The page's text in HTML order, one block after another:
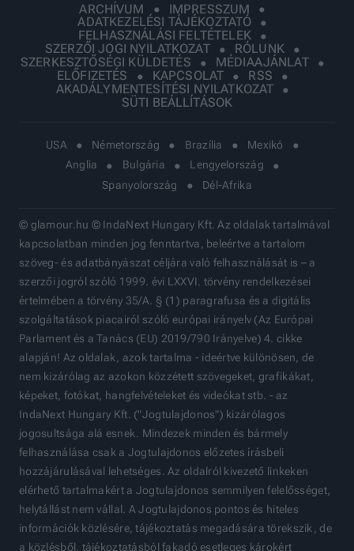
ARCHÍVUM
IMPRESSZUM
ADATKEZELÉSI TÁJÉKOZTATÓ
FELHASZNÁLÁSI FELTÉTELEK
SZERZŐI JOGI NYILATKOZAT
RÓLUNK
SZERKESZTŐSÉGI KÜLDETÉS
MÉDIAAJÁNLAT
ELŐFIZETÉS
KAPCSOLAT
RSS
AKADÁLYMENTESÍTÉSI NYILATKOZAT
SÜTI BEÁLLÍTÁSOK
USA Németország Brazília
Mexikó
Anglia
Bulgária
Lengyelország
Spanyolország
Dél-Afrika
© glamour.hu © IndaNext Hungary Kft. Az oldalak tartalmával
kapcsolatban minden jog fenntartva, beleértve a tartalom
szöveg- és adatbányászat céljára való felhasználását is – a
szerzői jogról szóló 1999. évi LXXVI. törvény rendelkezései
értelmében a törvény 35/A. § (1) paragrafusa és a digitális
szolgáltatások piacairól szóló európai irányelv (Az Európai
Parlament és a Tanács (EU) 2019/790 Irányelve) 4. cikke
alapján! Az oldalak, azok tartalma - ideértve különösen, de
nem kizárólag az azokon közzétett szövegeket, grafikákat,
képeket, fotókat, hangfelvételeket és videókat stb. - az
IndaNext Hungary Kft. ("Jogtulajdonos") kizárólagos
jogosultsága alá esnek. Mindezek minden és bármely
felhasználása csak a Jogtulajdonos előzetes írásbeli
hozzájárulásával lehetséges. Az oldalról kivezető linkeken
elérhető tartalmakért a Jogtulajdonos semmilyen felelősséget,
helytállást nem vállal. A Jogtulajdonos pontos és hiteles
információk közlésére, tájékoztatás megadására törekszik, de
a közlésből, tájékoztatásból fakadó esetleges károkért